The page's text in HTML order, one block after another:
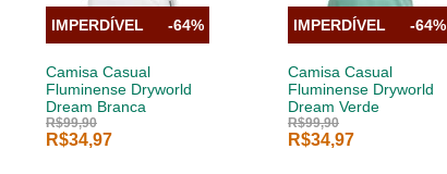
Camisa Casual
Fluminense Dryworld
Dream Branca
R$99,90
R$34,97
IMPERDÍVEL -64%
Camisa Casual
Fluminense Dryworld
Dream Verde
R$99,90
R$34,97
IMPERDÍVEL -64%